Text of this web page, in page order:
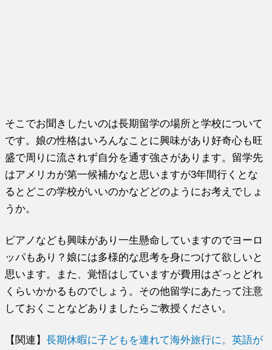
そこでお聞きしたいのは長期留学の場所と学校について
です。娘の性格はいろんなことに興味があり好奇心も旺
盛で周りに流されず自分を通す強さがあります。留学先
はアメリカが第一候補かなと思いますが3年間行くとな
るとどこの学校がいいのかなどどのようにお考えでしょ
うか。
ピアノなども興味があり一生懸命していますのでヨーロ
ッパもあり？娘には多様的な思考を身につけて欲しいと
思います。また、覚悟はしていますが費用はざっとどれ
くらいかかるものでしょう。その他留学にあたって注意
しておくことなどありましたらご教授ください。
【関連】長期休暇に子どもを連れて海外旅行に。英語が